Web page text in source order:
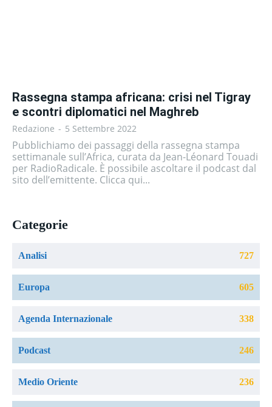
Rassegna stampa africana: crisi nel Tigray
e scontri diplomatici nel Maghreb
Redazione - 5 Settembre 2022
Pubblichiamo dei passaggi della rassegna stampa
settimanale sull’Africa, curata da Jean-Léonard Touadi
per RadioRadicale. È possibile ascoltare il podcast dal
sito dell’emittente. Clicca qui...
Categorie
Analisi 727
Europa 605
Agenda Internazionale 338
Podcast 246
Medio Oriente 236